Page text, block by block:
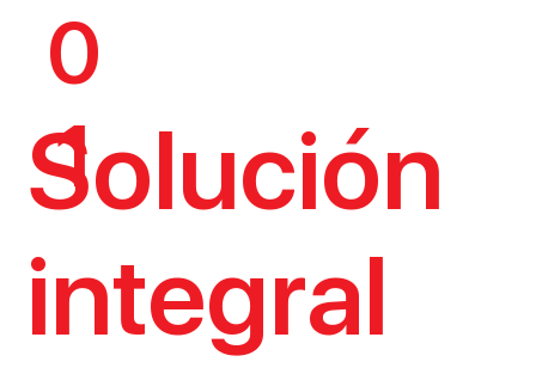
0
1
Solución
integral